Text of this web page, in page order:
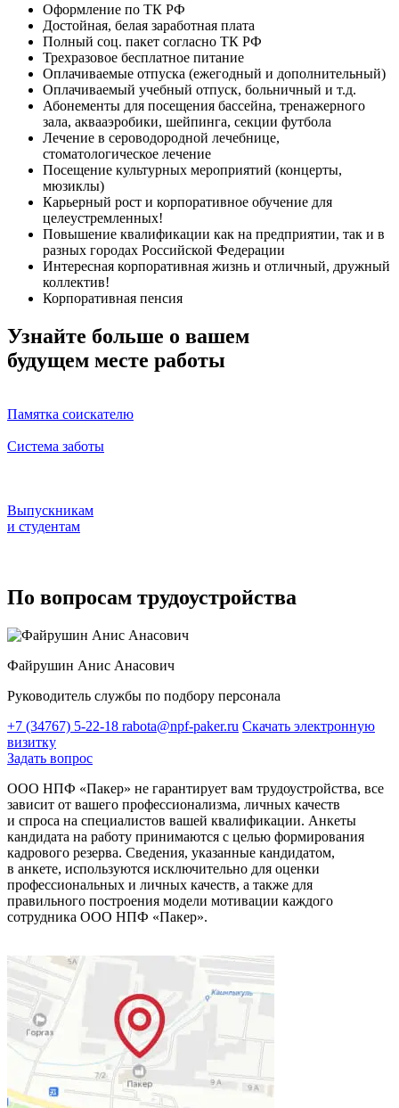
Оформление по ТК РФ
Достойная, белая заработная плата
Полный соц. пакет согласно ТК РФ
Трехразовое бесплатное питание
Оплачиваемые отпуска (ежегодный и дополнительный)
Оплачиваемый учебный отпуск, больничный и т.д.
Абонементы для посещения бассейна, тренажерного
зала, аквааэробики, шейпинга, секции футбола
Лечение в сероводородной лечебнице,
стоматологическое лечение
Посещение культурных мероприятий (концерты,
мюзиклы)
Карьерный рост и корпоративное обучение для
целеустремленных!
Повышение квалификации как на предприятии, так и в
разных городах Российской Федерации
Интересная корпоративная жизнь и отличный, дружный
коллектив!
Корпоративная пенсия
Узнайте больше о вашем
будущем месте работы
Памятка соискателю
Система заботы
Выпускникам
и студентам
По вопросам трудоустройства
Файрушин Анис Анасович
Руководитель службы по подбору персонала
+7 (34767) 5-22-18 rabota@npf-paker.ru Скачать электронную
визитку
Задать вопрос
ООО НПФ «Пакер» не гарантирует вам трудоустройства, все
зависит от вашего профессионализма, личных качеств
и спроса на специалистов вашей квалификации. Анкеты
кандидата на работу принимаются с целью формирования
кадрового резерва. Сведения, указанные кандидатом,
в анкете, используются исключительно для оценки
профессиональных и личных качеств, а также для
правильного построения модели мотивации каждого
сотрудника ООО НПФ «Пакер».